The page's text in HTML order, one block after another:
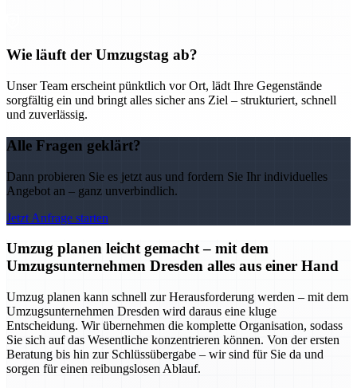
Wie läuft der Umzugstag ab?
Unser Team erscheint pünktlich vor Ort, lädt Ihre Gegenstände
sorgfältig ein und bringt alles sicher ans Ziel – strukturiert, schnell
und zuverlässig.
Alle Fragen geklärt?
Dann probieren Sie es jetzt aus und fordern Sie Ihr individuelles
Angebot an – ganz unverbindlich.
Jetzt Anfrage starten
Umzug planen leicht gemacht – mit dem
Umzugsunternehmen Dresden alles aus einer Hand
Umzug planen kann schnell zur Herausforderung werden – mit dem
Umzugsunternehmen Dresden wird daraus eine kluge
Entscheidung. Wir übernehmen die komplette Organisation, sodass
Sie sich auf das Wesentliche konzentrieren können. Von der ersten
Beratung bis hin zur Schlüssübergabe – wir sind für Sie da und
sorgen für einen reibungslosen Ablauf.